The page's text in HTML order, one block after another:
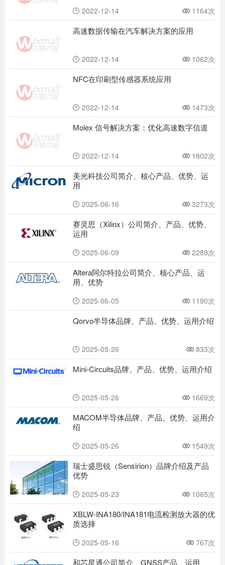
2022-12-14 1164次
高速数据传输在汽车解决方案的应用
2022-12-14 1062次
NFC在印刷型传感器系统应用
2022-12-14 1473次
Molex 信号解决方案：优化高速数字信道
2022-12-14 1802次
美光科技公司简介、核心产品、优势、运
用
2025-06-16 3273次
赛灵思（Xilinx）公司简介、产品、优势、
运用
2025-06-09 2289次
Altera阿尔特拉公司简介、核心产品、运
用、优势
2025-06-05 1190次
Qorvo半导体品牌、产品、优势、运用介绍
2025-05-26 833次
Mini-Circuits品牌、产品、优势、运用介绍
2025-05-26 1669次
MACOM半导体品牌、产品、优势、运用介
绍
2025-05-26 1549次
瑞士盛思锐（Sensirion）品牌介绍及产品
优势
2025-05-23 1065次
XBLW-INA180/INA181电流检测放大器的优
质选择
2025-05-16 767次
和芯星通公司简介、GNSS产品、运用